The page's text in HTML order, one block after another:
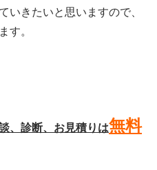
いきたいと思いますので、
す。
、診断、お見積りは無料